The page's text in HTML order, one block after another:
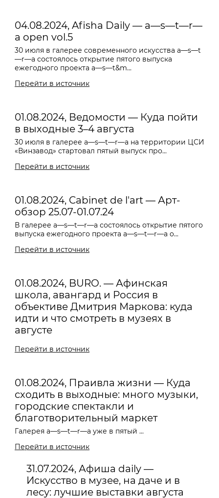
04.08.2024, Afisha Daily — a—s—t—r—
a open vol.5
30 июля в галерее современного искусства a—s—t
—r—a состоялось открытие пятого выпуска
ежегодного проекта a—s—t&m...
Перейти в источник
01.08.2024, Ведомости — Куда пойти
в выходные 3–4 августа
30 июля в галерее a—s—t—r—a на территории ЦСИ
«Винзавод» стартовал пятый выпуск про...
Перейти в источник
01.08.2024, Cabinet de l'art — Арт-
обзор 25.07-01.07.24
В галерее a—s—t—r—a состоялось открытие пятого
выпуска ежегодного проекта a—s—t—r—a o...
Перейти в источник
01.08.2024, BURO. — Афинская
школа, авангард и Россия в
объективе Дмитрия Маркова: куда
идти и что смотреть в музеях в
августе
Перейти в источник
01.08.2024, Праивла жизни — Куда
сходить в выходные: много музыки,
городские спектакли и
благотворительный маркет
Галерея a—s—t—r—a уже в пятый ...
Перейти в источник
31.07.2024, Афиша daily —
Искусство в музее, на даче и в
лесу: лучшие выставки августа